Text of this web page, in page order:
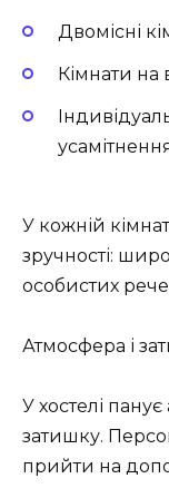
Двомісні
Кімнати
У кожній
зручності:
особистих
Атмосфера і
У хостелі
затишку.
прийти на